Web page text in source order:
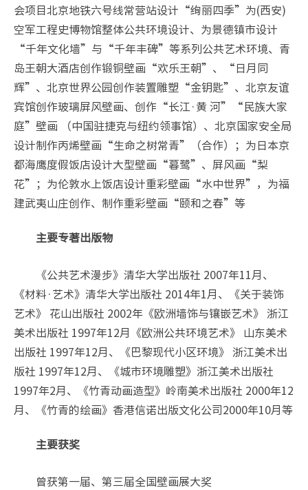
会项目北京地铁六号线常营站设计“绚丽四季”为(西安)
空军工程史博物馆整体公共环境设计、为景德镇市设计
“千年文化墙”与“千年丰碑”等系列公共艺术环境、青
岛王朝大酒店创作锻铜壁画“欢乐王朝”、“日月同
辉”、北京世界公园创作装置雕塑“金钥匙”、北京友谊
宾馆创作玻璃屏风壁画、创作“长江·黄 河”“民族大家
庭”壁画 （中国驻捷克与纽约领事馆）、北京国家安全局
设计制作丙烯壁画“生命之树常青”（合作）；为日本京
都海鹰度假饭店设计大型壁画“暮鹭”、屏风画“梨
花”；为伦敦水上饭店设计重彩壁画“水中世界”，为福
建武夷山庄创作、制作重彩壁画“颐和之春”等
主要专著出版物
《公共艺术漫步》清华大学出版社 2007年11月、
《材料·艺术》清华大学出版社 2014年1月、《关于装饰
艺术》 花山出版社 2002年《欧洲墙饰与镶嵌艺术》 浙江
美术出版社 1997年12月《欧洲公共环境艺术》 山东美术
出版社 1997年12月、《巴黎现代小区环境》 浙江美术出
版社 1997年12月、《城市环境雕塑》浙江美术出版社
1997年2月、《竹青动画造型》岭南美术出版社 2000年12
月、《竹青的绘画》香港信诺出版文化公司2000年10月等
主要获奖
曾获第一届、第三届全国壁画展大奖